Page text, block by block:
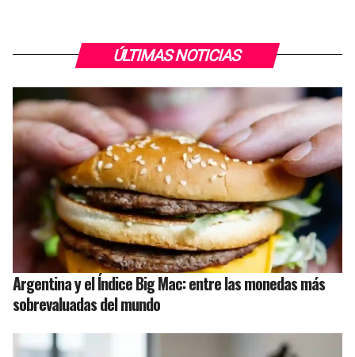
ÚLTIMAS NOTICIAS
Argentina y el Índice Big Mac: entre las monedas más
sobrevaluadas del mundo